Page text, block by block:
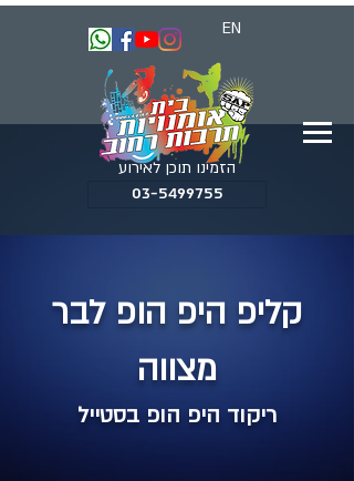
EN
הזמינו תוכן לאירוע
03-5499755
קליפ היפ הופ לבר
מצווה
ריקוד היפ הופ בסטייל